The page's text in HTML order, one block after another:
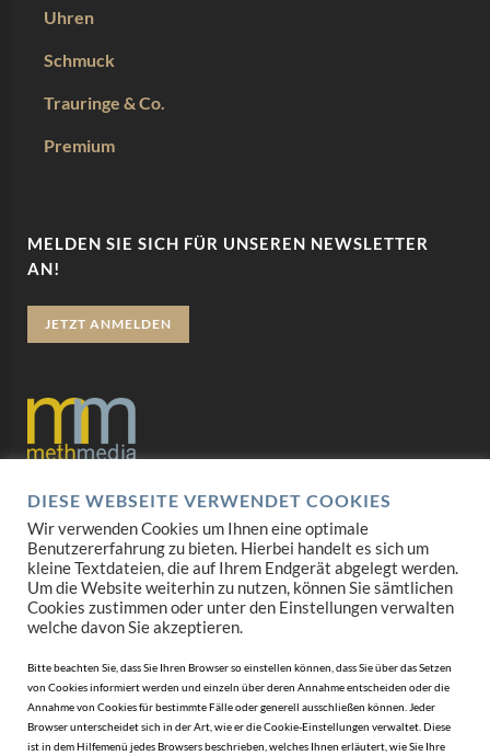
Uhren
Schmuck
Trauringe & Co.
Premium
MELDEN SIE SICH FÜR UNSEREN NEWSLETTER
AN!
JETZT ANMELDEN
Datenschutz
Impressum
AGB
Mediadaten
DIESE WEBSEITE VERWENDET COOKIES
Wir verwenden Cookies um Ihnen eine optimale
Benutzererfahrung zu bieten. Hierbei handelt es sich um
kleine Textdateien, die auf Ihrem Endgerät abgelegt werden.
Um die Website weiterhin zu nutzen, können Sie sämtlichen
Cookies zustimmen oder unter den Einstellungen verwalten
welche davon Sie akzeptieren.
Bitte beachten Sie, dass Sie Ihren Browser so einstellen können, dass Sie über das Setzen
von Cookies informiert werden und einzeln über deren Annahme entscheiden oder die
Annahme von Cookies für bestimmte Fälle oder generell ausschließen können. Jeder
Browser unterscheidet sich in der Art, wie er die Cookie-Einstellungen verwaltet. Diese
ist in dem Hilfemenü jedes Browsers beschrieben, welches Ihnen erläutert, wie Sie Ihre